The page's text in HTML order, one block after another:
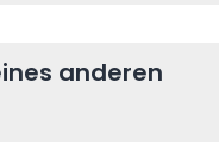
anderen